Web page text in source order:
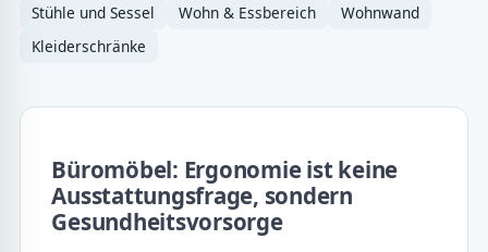
Stühle und Sessel
Wohn & Essbereich
Wohnwand
Kleiderschränke
Büromöbel: Ergonomie ist keine
Ausstattungsfrage, sondern
Gesundheitsvorsorge